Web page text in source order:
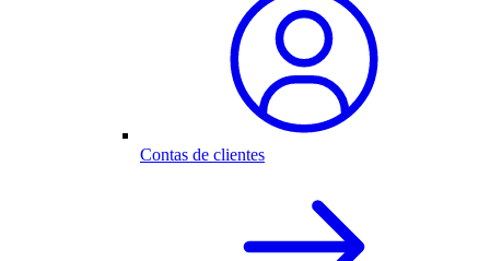
Contas de clientes